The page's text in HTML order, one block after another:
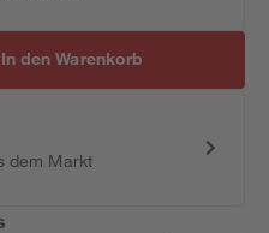
In den Warenkorb
dem Markt